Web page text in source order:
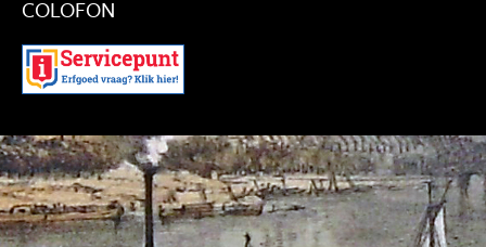
COLOFON